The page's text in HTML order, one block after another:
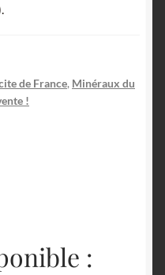
de France, Minéraux du
!
: